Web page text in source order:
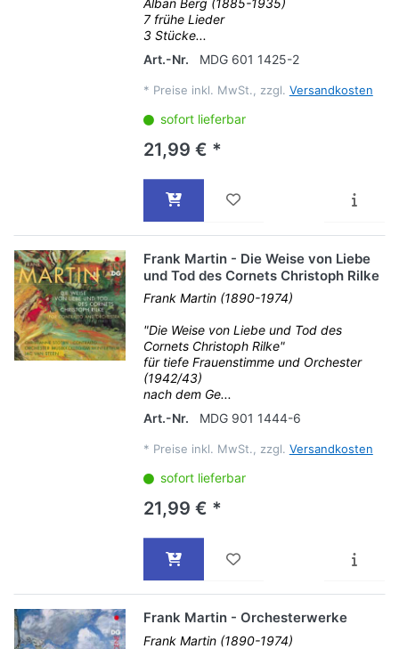
7 frühe Lieder
3 Stücke...
Art.-Nr.
MDG 601 1425-2
* Preise inkl. MwSt., zzgl. Versandkosten
sofort lieferbar
21,99 € *
Frank Martin - Die Weise von Liebe
und Tod des Cornets Christoph Rilke
Frank Martin (1890-1974)
"Die Weise von Liebe und Tod des
Cornets Christoph Rilke"
für tiefe Frauenstimme und Orchester
(1942/43)
nach dem Ge...
Art.-Nr.
MDG 901 1444-6
* Preise inkl. MwSt., zzgl. Versandkosten
sofort lieferbar
21,99 € *
Frank Martin - Orchesterwerke
Frank Martin (1890-1974)